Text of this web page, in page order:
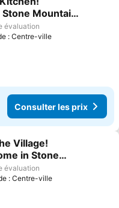
à mes favoris
Stone Mountain
les prix
évaluation
: Centre-ville
Consulter les prix
à mes favoris
Village!
in Stone
les prix
évaluation
: Centre-ville